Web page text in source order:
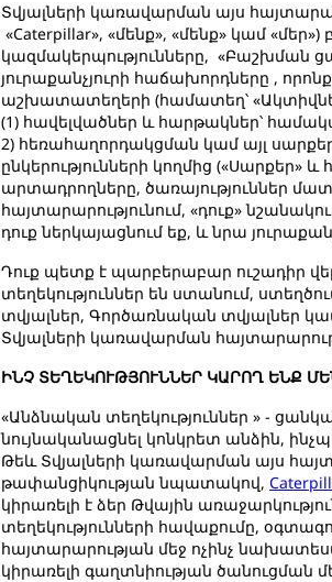
Տվյալների կառավարման այս
«Caterpillar», «մենք», «մենք» կամ
կազմակերպությունները, «Բաշխման
յուրաքանչյուրի հաճախորդները ,
աշխատատեղերի (համատեղ՝
(1) հավելվածներ և հարթակներ՝
2) հեռահաղորդակցման կամ այլ
ընկերությունների կողմից
արտադրողները, ծառայություններ
հայտարարությունում, «դուք»
դուք ներկայացնում եք, և նրա
Դուք պետք է պարբերաբար ուշադիր
տեղեկություններ են ստանում,
տվյալներ, Գործառնական տվյալներ
Տվյալների կառավարման
ԻՆՉ ՏԵՂԵԿՈՒԹՅՈՒՆՆԵՐ ԿԱՐՈՂ ԵՆՔ
«Անձնական տեղեկություններ » -
նույնականացնել կոնկրետ անձին,
Թեև Տվյալների կառավարման այս
թափանցիկության նպատակով,
կիրառելի է ձեր Թվային
տեղեկությունների հավաքումը,
հայտարարության մեջ ոչինչ
կիրառելի գաղտնիության ծանուցման